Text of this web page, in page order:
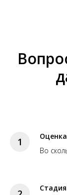
1
Оценка
Во
Стадия